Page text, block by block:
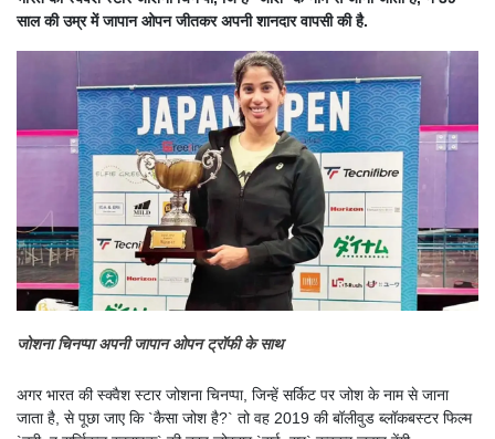
साल की उम्र में जापान ओपन जीतकर अपनी शानदार वापसी की है.
जोशना चिनप्पा अपनी जापान ओपन ट्रॉफी के साथ
अगर भारत की स्क्वैश स्टार जोशना चिनप्पा, जिन्हें सर्किट पर जोश के नाम से जाना
जाता है, से पूछा जाए कि `कैसा जोश है?` तो वह 2019 की बॉलीवुड ब्लॉकबस्टर फिल्म